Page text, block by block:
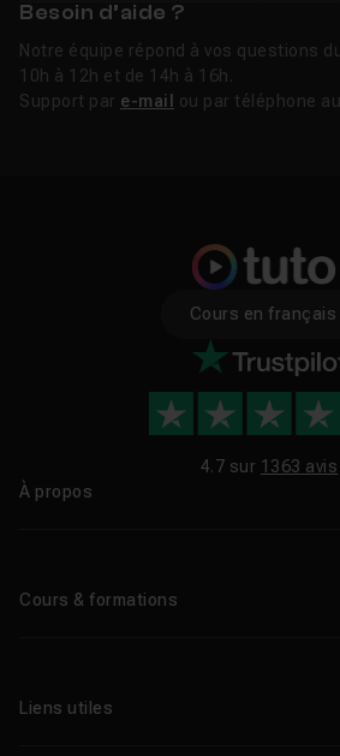
Besoin d’aide ?
Notre équipe répond à vos questions
10h à 12h et de 14h à 16h.
Support par e-mail ou par téléphone au
Cours en français
4.7 sur 1363 avis
À propos
Cours & formations
Formations certifiantes
Liens utiles